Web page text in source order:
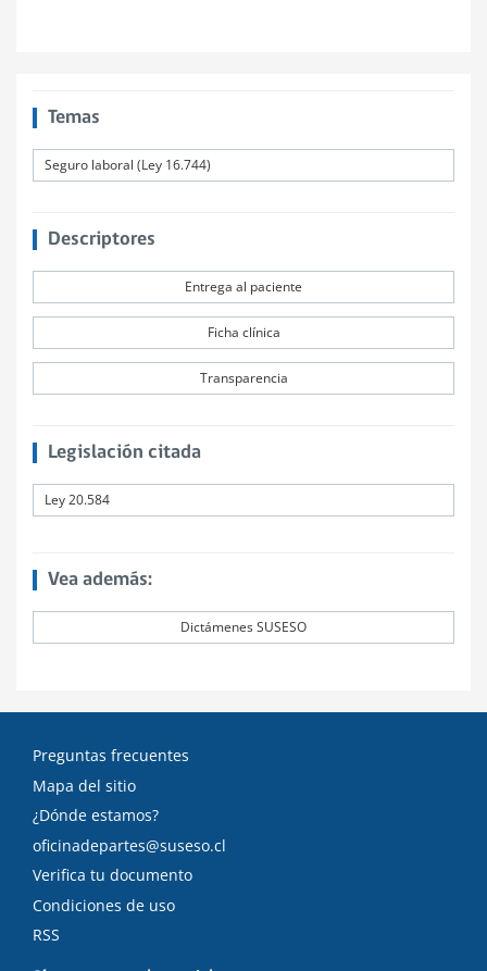
Temas
Seguro laboral (Ley 16.744)
Descriptores
Entrega al paciente
Ficha clínica
Transparencia
Legislación citada
Ley 20.584
Vea además:
Dictámenes SUSESO
Preguntas frecuentes
Mapa del sitio
¿Dónde estamos?
oficinadepartes@suseso.cl
Verifica tu documento
Condiciones de uso
RSS